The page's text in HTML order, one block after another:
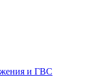
и ГВС